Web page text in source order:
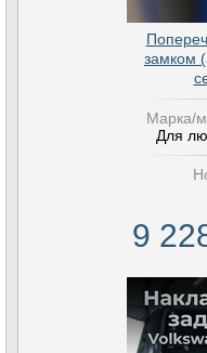
замком
Марка/
Для
9